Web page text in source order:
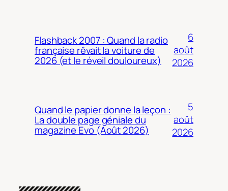
Flashback 2007 : Quand la radio
française rêvait la voiture de
2026 (et le réveil douloureux)
6
août
2026
Quand le papier donne la leçon :
La double page géniale du
magazine Evo (Août 2026)
5
août
2026